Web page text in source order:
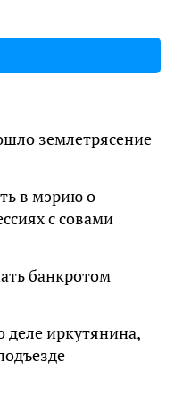
землетрясение
в мэрию о
с совами
банкротом
деле иркутянина,